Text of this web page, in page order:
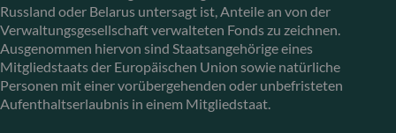
Russland oder Belarus untersagt ist, Anteile an von der
Verwaltungsgesellschaft verwalteten Fonds zu zeichnen.
Ausgenommen hiervon sind Staatsangehörige eines
Mitgliedstaats der Europäischen Union sowie natürliche
Personen mit einer vorübergehenden oder unbefristeten
Aufenthaltserlaubnis in einem Mitgliedstaat.